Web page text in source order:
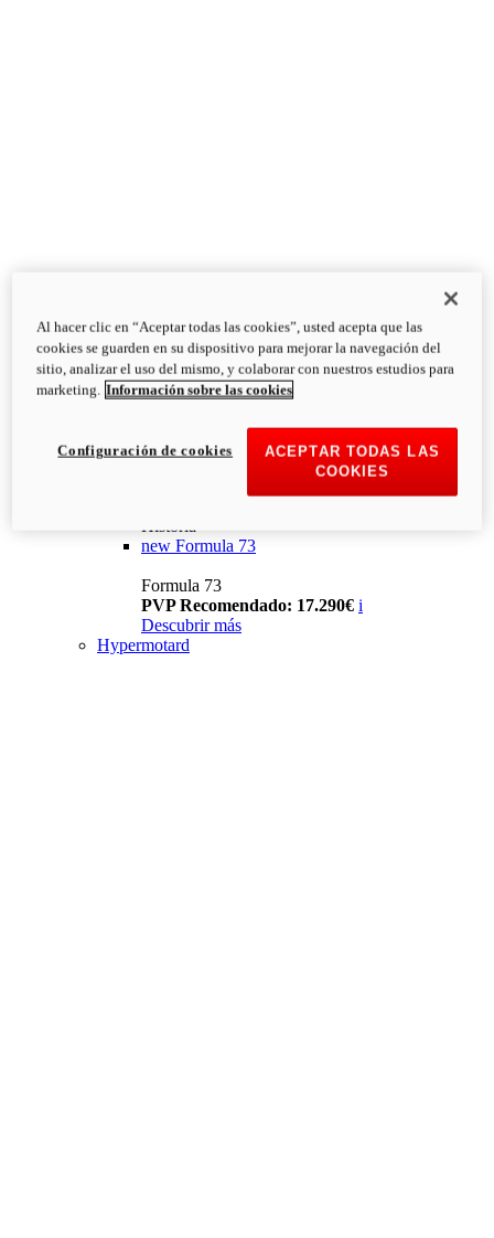
Historia
new Formula 73
Formula 73
PVP Recomendado: 17.290€ i
Descubrir más
Hypermotard
Al hacer clic en “Aceptar todas las cookies”, usted acepta que las
cookies se guarden en su dispositivo para mejorar la navegación del
sitio, analizar el uso del mismo, y colaborar con nuestros estudios para
marketing. Información sobre las cookies
ACEPTAR TODAS LAS
COOKIES
Configuración de cookies